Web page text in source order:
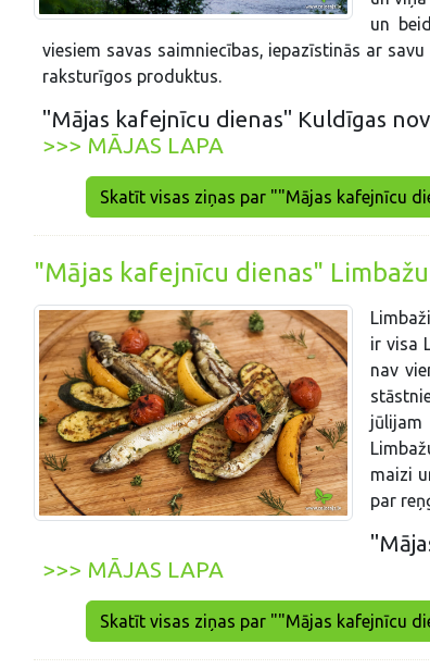
un
viesiem savas saimniecības, iepazīstinās ar
raksturīgos produktus.
"Mājas kafejnīcu dienas" Kuldīgas
>>> MĀJAS LAPA
Skatīt visas ziņas par ""Mājas kafejnīcu
"Mājas kafejnīcu dienas"
ir visa
nav
maizi
par
>>> MĀJAS LAPA
Skatīt visas ziņas par ""Mājas kafejnīcu